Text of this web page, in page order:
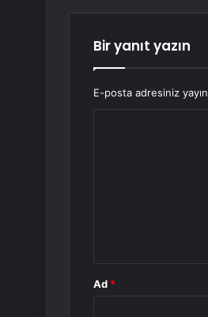
Bir yanıt yazın
E-posta adresiniz
Ad *